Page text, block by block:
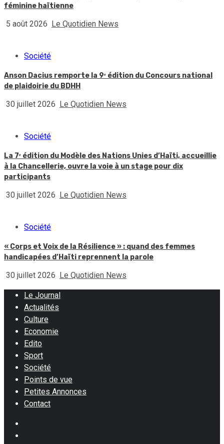
féminine haïtienne
5 août 2026 Le Quotidien News
Société
Anson Dacius remporte la 9ᵉ édition du Concours national
de plaidoirie du BDHH
30 juillet 2026 Le Quotidien News
Société
La 7ᵉ édition du Modèle des Nations Unies d’Haïti, accueillie
à la Chancellerie, ouvre la voie à un stage pour dix
participants
30 juillet 2026 Le Quotidien News
Société
« Corps et Voix de la Résilience » : quand des femmes
handicapées d’Haïti reprennent la parole
30 juillet 2026 Le Quotidien News
Le Journal
Actualités
Culture
Economie
Edito
Sport
Société
Points de vue
Petites Annonces
Contact